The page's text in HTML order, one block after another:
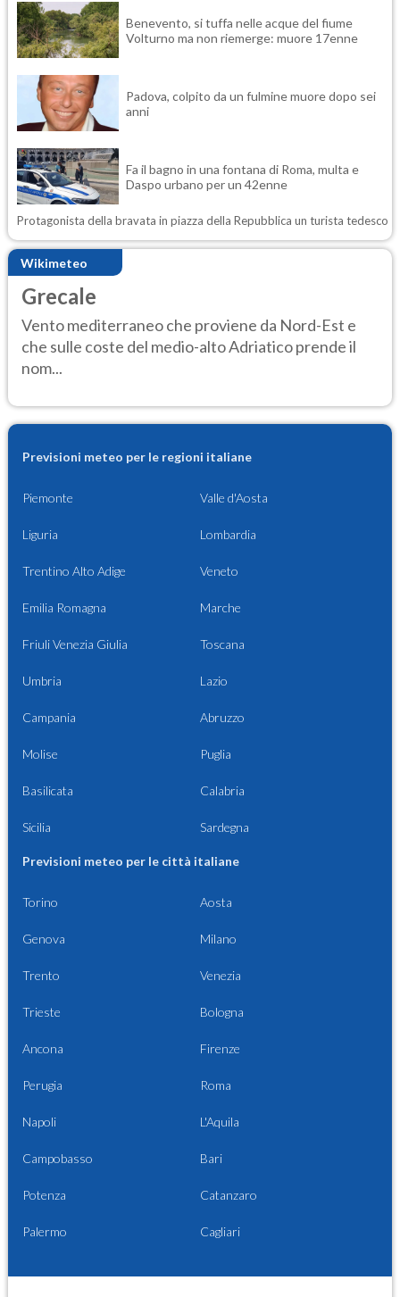
Benevento, si tuffa nelle acque del fiume
Volturno ma non riemerge: muore 17enne
Padova, colpito da un fulmine muore dopo sei
anni
Fa il bagno in una fontana di Roma, multa e
Daspo urbano per un 42enne
Protagonista della bravata in piazza della Repubblica un turista tedesco
Wikimeteo
Grecale
Vento mediterraneo che proviene da Nord-Est e
che sulle coste del medio-alto Adriatico prende il
nom...
Previsioni meteo per le regioni italiane
Piemonte Valle d'Aosta
Liguria Lombardia
Trentino Alto Adige Veneto
Emilia Romagna Marche
Friuli Venezia Giulia Toscana
Umbria Lazio
Campania Abruzzo
Molise Puglia
Basilicata Calabria
Sicilia Sardegna
Previsioni meteo per le città italiane
Torino Aosta
Genova Milano
Trento Venezia
Trieste Bologna
Ancona Firenze
Perugia Roma
Napoli L'Aquila
Campobasso Bari
Potenza Catanzaro
Palermo Cagliari